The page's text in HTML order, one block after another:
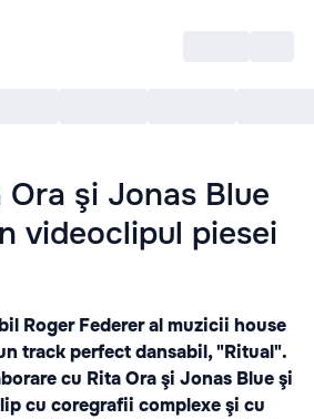
şi Jonas Blue
videoclipul piesei
Roger Federer al muzicii house
track perfect dansabil, "Ritual".
cu Rita Ora şi Jonas Blue şi
cu coregrafii complexe şi cu